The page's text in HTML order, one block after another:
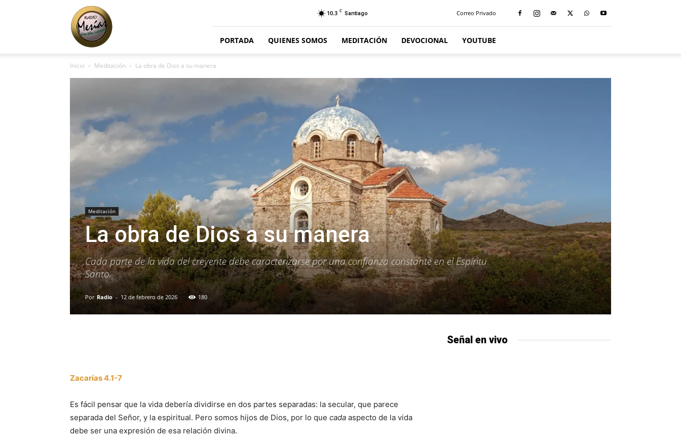
Radio
Mesías
10.3 C Santiago Correo Privado
PORTADA QUIENES SOMOS MEDITACIÓN DEVOCIONAL YOUTUBE
Inicio Meditación La obra de Dios a su manera
Meditación
La obra de Dios a su manera
Cada parte de la vida del creyente debe caracterizarse por una confianza constante en el Espíritu
Santo.
Por Radio - 12 de febrero de 2026 180
Zacarías 4.1-7
Es fácil pensar que la vida debería dividirse en dos partes separadas: la secular, que parece
separada del Señor, y la espiritual. Pero somos hijos de Dios, por lo que cada aspecto de la vida
debe ser una expresión de esa relación divina.
Señal en vivo